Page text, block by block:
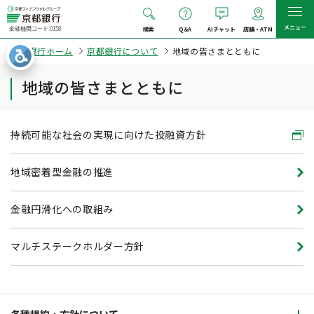
金融機関コード:0158 検索 Q&A AIチャット 店舗・ATM メニュー
京都銀行ホーム 京都銀行について 地域の皆さまとともに
地域の皆さまとともに
持続可能な社会の実現に向けた投融資方針
地域密着型金融の推進
金融円滑化への取組み
マルチステークホルダー方針